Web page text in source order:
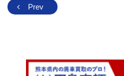
Prev